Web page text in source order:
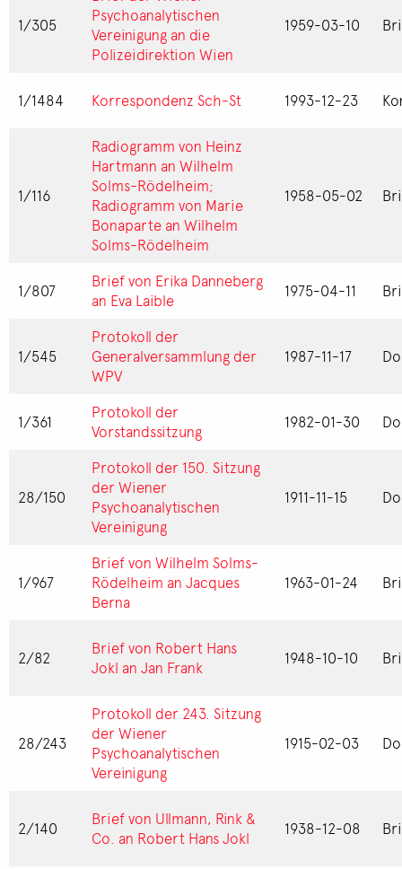
1/305
Psychoanalytischen
Vereinigung an die
Polizeidirektion Wien
1959-03-10
1/1484 Korrespondenz Sch-St 1993-12-23
1/116
Radiogramm von Heinz
Hartmann an Wilhelm
Solms-Rödelheim;
Radiogramm von Marie
Bonaparte an Wilhelm
Solms-Rödelheim
1958-05-02
1/807
Brief von Erika Danneberg
an Eva Laible
1975-04-11
1/545
Protokoll der
Generalversammlung der
WPV
1987-11-17
1/361
Protokoll der
Vorstandssitzung
1982-01-30
28/150
Protokoll der 150. Sitzung
der Wiener
Psychoanalytischen
Vereinigung
1911-11-15
1/967
Brief von Wilhelm Solms-
Rödelheim an Jacques
Berna
1963-01-24
2/82
Brief von Robert Hans
Jokl an Jan Frank
1948-10-10
28/243
Protokoll der 243. Sitzung
der Wiener
Psychoanalytischen
Vereinigung
1915-02-03
2/140
Brief von Ullmann, Rink &
Co. an Robert Hans Jokl
1938-12-08